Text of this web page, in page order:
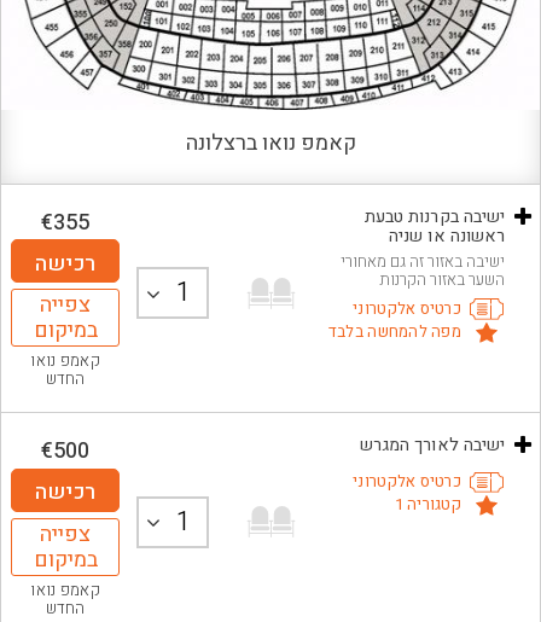
קאמפ נואו ברצלונה
ישיבה בקרנות טבעת
ראשונה או שניה
ישיבה באזור זה גם מאחורי
השער באזור הקרנות
כרטיס אלקטרוני
מפה להמחשה בלבד
1
€355
רכישה
צפייה
במיקום
קאמפ נואו
החדש
ישיבה לאורך המגרש
כרטיס אלקטרוני
קטגוריה 1
1
€500
רכישה
צפייה
במיקום
קאמפ נואו
החדש